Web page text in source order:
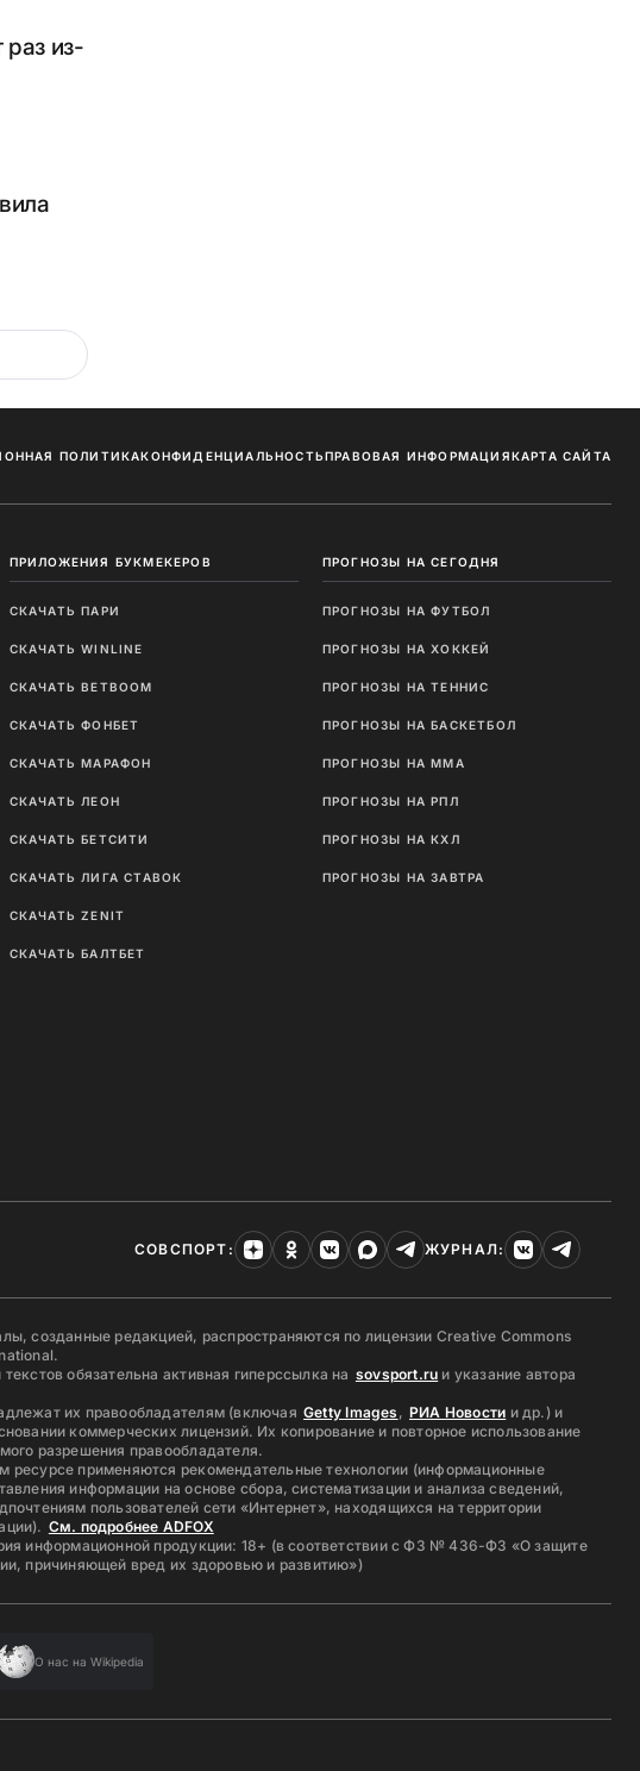
из-
ПОЛИТИКАКОНФИДЕНЦИАЛЬНОСТЬПРАВОВАЯ ИНФОРМАЦИЯКАРТА САЙТА
ПРИЛОЖЕНИЯ БУКМЕКЕРОВ
СКАЧАТЬ ПАРИ
СКАЧАТЬ WINLINE
СКАЧАТЬ BETBOOM
СКАЧАТЬ ФОНБЕТ
СКАЧАТЬ МАРАФОН
СКАЧАТЬ ЛЕОН
СКАЧАТЬ БЕТСИТИ
СКАЧАТЬ ЛИГА СТАВОК
СКАЧАТЬ ZENIT
СКАЧАТЬ БАЛТБЕТ
ПРОГНОЗЫ НА СЕГОДНЯ
ПРОГНОЗЫ НА ФУТБОЛ
ПРОГНОЗЫ НА ХОККЕЙ
ПРОГНОЗЫ НА ТЕННИС
ПРОГНОЗЫ НА БАСКЕТБОЛ
ПРОГНОЗЫ НА MMA
ПРОГНОЗЫ НА РПЛ
ПРОГНОЗЫ НА КХЛ
ПРОГНОЗЫ НА ЗАВТРА
СОВСПОРТ: ЖУРНАЛ:
созданные редакцией, распространяются по лицензии Creative Commons
обязательна активная гиперссылка на sovsport.ru и указание автора
их правообладателям (включая Getty Images , РИА Новости и др.) и
коммерческих лицензий. Их копирование и повторное использование
разрешения правообладателя.
ресурсе применяются рекомендательные технологии (информационные
информации на основе сбора, систематизации и анализа сведений,
пользователей сети «Интернет», находящихся на территории
См. подробнее ADFOX
информационной продукции: 18+ (в соответствии с ФЗ № 436-ФЗ «О защите
причиняющей вред их здоровью и развитию»)
О нас на Wikipedia